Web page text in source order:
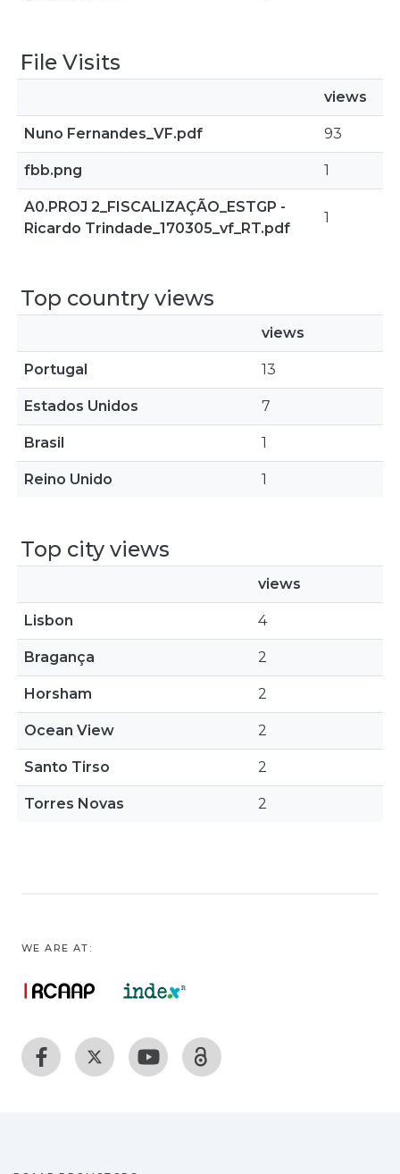
File Visits
views
Nuno Fernandes_VF.pdf 93
fbb.png 1
A0.PROJ 2_FISCALIZAÇÃO_ESTGP -
Ricardo Trindade_170305_vf_RT.pdf
1
Top country views
views
Portugal 13
Estados Unidos 7
Brasil 1
Reino Unido 1
Top city views
views
Lisbon 4
Bragança 2
Horsham 2
Ocean View 2
Santo Tirso 2
Torres Novas 2
WE ARE AT: